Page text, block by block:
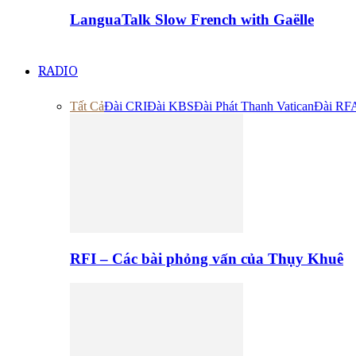
LanguaTalk Slow French with Gaëlle
RADIO
Tất CảĐài CRIĐài KBSĐài Phát Thanh VaticanĐài
RFI – Các bài phỏng vấn của Thụy Khuê